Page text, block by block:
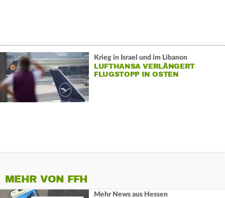
Krieg in Israel und im Libanon
LUFTHANSA VERLÄNGERT
FLUGSTOPP IN OSTEN
MEHR VON FFH
Mehr News aus Hessen